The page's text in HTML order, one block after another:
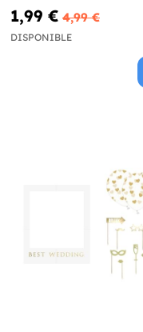
1,99 € 4,99 €
DISPONIBLE